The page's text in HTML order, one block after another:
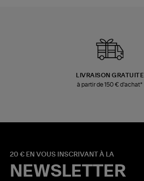
LIVRAISON GRATUITE
à partir de 150 € d'achat*
20 € EN VOUS INSCRIVANT À LA
NEWSLETTER